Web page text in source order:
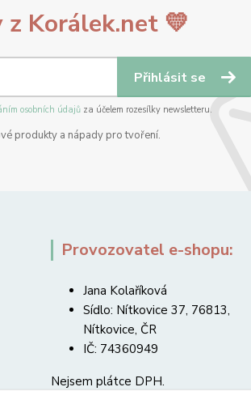
z Korálek.net 💛
Přihlásit se
osobních údajůza účelem rozesílky newsletteru.
produkty a nápady pro tvoření.
Provozovatel e-shopu:
Jana Kolaříková
Sídlo: Nítkovice 37, 76813,
Nítkovice, ČR
IČ: 74360949
Nejsem plátce DPH.